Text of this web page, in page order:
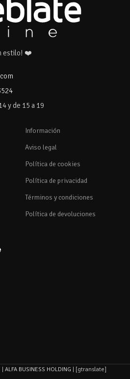
estilo! ❤️
y de 15 a 19
Información
Aviso legal
Política de cookies
Política de privacidad
Términos y condiciones
Política de devoluciones
ALFA BUSINESS HOLDING | [gtranslate]